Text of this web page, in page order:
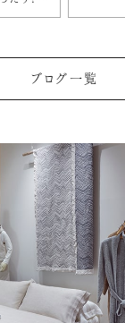
ブログ一覧